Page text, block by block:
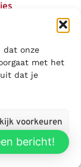
dat onze
met het
dat je
voorkeuren
|Babolat|Falke
|
bericht!